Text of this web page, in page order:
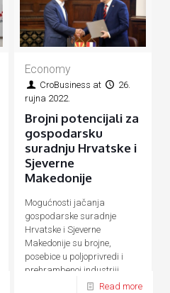
Economy
CroBusiness at
26.
rujna 2022.
Brojni potencijali za
gospodarsku
suradnju Hrvatske i
Sjeverne
Makedonije
Mogućnosti jačanja
gospodarske suradnje
Hrvatske i Sjeverne
Makedonije su brojne,
posebice u poljoprivredi i
prehrambenoj industriji,
energetici, prometu, turizmu
Read more